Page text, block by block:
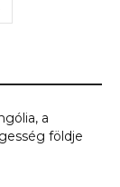
a
földje